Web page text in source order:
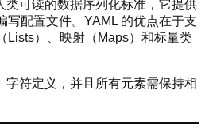
类可读的数据序列化标准，它提供
写配置文件。YAML 的优点在于支
Lists）、映射（Maps）和标量类
字符定义，并且所有元素需保持相